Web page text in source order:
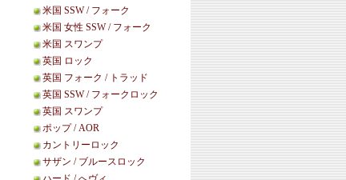
米国 SSW / フォーク
米国 女性 SSW / フォーク
米国 スワンプ
英国 ロック
英国 フォーク / トラッド
英国 SSW / フォークロック
英国 スワンプ
ポップ / AOR
カントリーロック
サザン / ブルースロック